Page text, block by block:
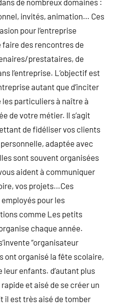
invités, animation… Ces
pour l’entreprise
des rencontres de
prestataires, de
l’entreprise. L’objectif est
autant que d’inciter
particuliers à naître à
de votre métier. Il s’agit
de fidéliser vos clients
adaptée avec
sont souvent organisées
aident à communiquer
vos projets…Ces
pour les
comme Les petits
chaque année.
“organisateur
ont organisé la fête scolaire,
leur enfants. d’autant plus
et aisé de se créer un
il est très aisé de tomber